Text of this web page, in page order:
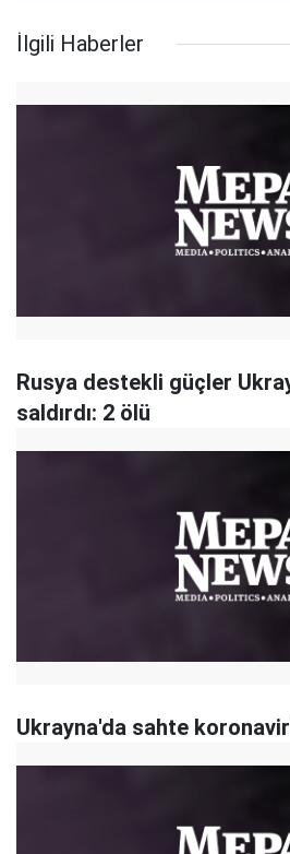
İlgili Haberler
Rusya destekli güçler
saldırdı: 2 ölü
Ukrayna'da sahte